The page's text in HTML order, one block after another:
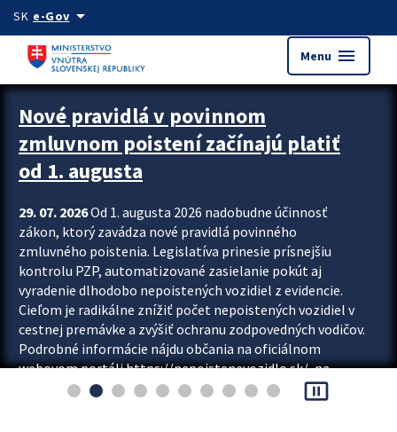
Preskocit na hlavný obsah
SK e-Govarrow_drop_down
Menu menu
Zastavit automatický posun upútavok
Nové pravidlá v povinnom
zmluvnom poistení začínajú platiť
od 1. augusta
29. 07. 2026Od 1. augusta 2026 nadobudne účinnosť
zákon, ktorý zavádza nové pravidlá povinného
zmluvného poistenia. Legislatíva prinesie prísnejšiu
kontrolu PZP, automatizované zasielanie pokút aj
vyradenie dlhodobo nepoistených vozidiel z evidencie.
Cieľom je radikálne znížiť počet nepoistených vozidiel v
cestnej premávke a zvýšiť ochranu zodpovedných vodičov.
Podrobné informácie nájdu občania na oficiálnom
webovom portáli https://nepoistenevozidlo.sk/, na
ktorom od augusta pribudne aj možnosť overiť si...
pause_presentation